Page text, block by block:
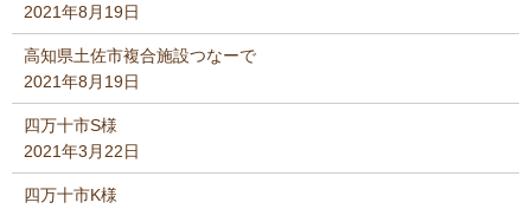
2021年8月19日
高知県土佐市複合施設つなーで
2021年8月19日
四万十市S様
2021年3月22日
四万十市K様